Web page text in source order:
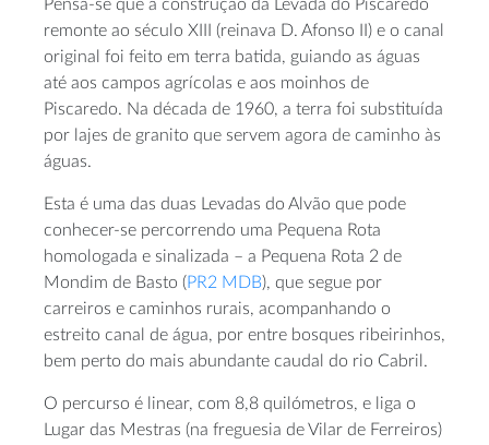
Pensa-se que a construção da Levada do Piscaredo
remonte ao século XIII (reinava D. Afonso II) e o canal
original foi feito em terra batida, guiando as águas
até aos campos agrícolas e aos moinhos de
Piscaredo. Na década de 1960, a terra foi substituída
por lajes de granito que servem agora de caminho às
águas.
Esta é uma das duas Levadas do Alvão que pode
conhecer-se percorrendo uma Pequena Rota
homologada e sinalizada – a Pequena Rota 2 de
Mondim de Basto (PR2 MDB), que segue por
carreiros e caminhos rurais, acompanhando o
estreito canal de água, por entre bosques ribeirinhos,
bem perto do mais abundante caudal do rio Cabril.
O percurso é linear, com 8,8 quilómetros, e liga o
Lugar das Mestras (na freguesia de Vilar de Ferreiros)